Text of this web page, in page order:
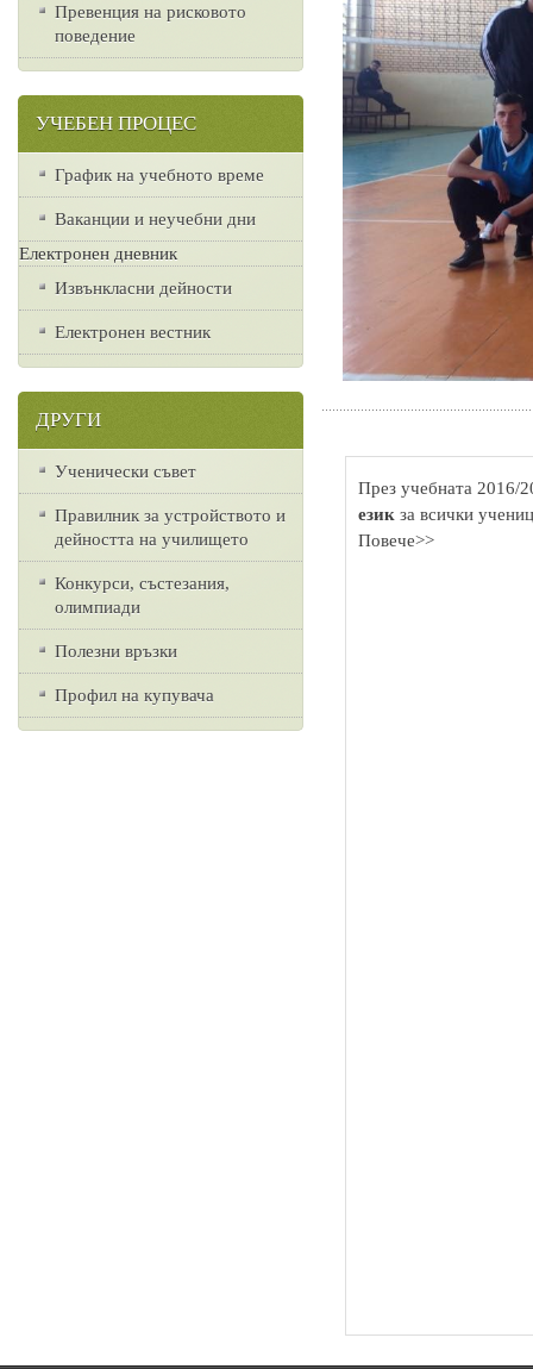
През учебната 2016/
език за всички
Повече>>
Превенция на рисковото
поведение
УЧЕБЕН ПРОЦЕС
График на учебното време
Ваканции и неучебни дни
Електронен дневник
Извънкласни дейности
Електронен вестник
ДРУГИ
Ученически съвет
Правилник за устройството и
дейността на училището
Конкурси, състезания,
олимпиади
Полезни връзки
Профил на купувача